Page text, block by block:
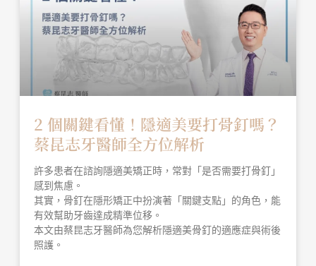
2 個關鍵看懂！隱適美要打骨釘嗎？
蔡昆志牙醫師全方位解析
許多患者在諮詢隱適美矯正時，常對「是否需要打骨釘」
感到焦慮。
其實，骨釘在隱形矯正中扮演著「關鍵支點」的角色，能
有效幫助牙齒達成精準位移。
本文由蔡昆志牙醫師為您解析隱適美骨釘的適應症與術後
照護。